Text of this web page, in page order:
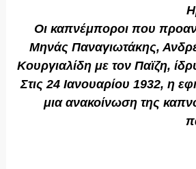
Οι καπνέμποροι που
Μηνάς Παναγιωτάκης,
Κουργιαλίδη με τον Παϊζη,
Στις 24 Ιανουαρίου 1932, η
μια ανακοίνωση της